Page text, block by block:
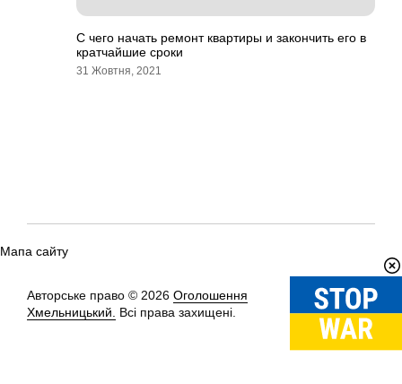
С чего начать ремонт квартиры и закончить его в
кратчайшие сроки
31 Жовтня, 2021
Мапа сайту
Авторське право © 2026 Оголошення
Хмельницький.
Всі права захищені.
Вгору↑